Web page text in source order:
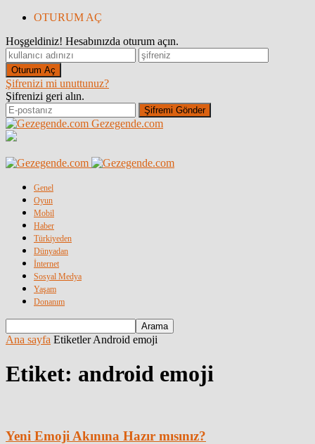
OTURUM AÇ
Hoşgeldiniz! Hesabınızda oturum açın.
Şifrenizi mi unuttunuz?
Şifrenizi geri alın.
Gezegende.com
Genel
Oyun
Mobil
Haber
Türkiyeden
Dünyadan
İnternet
Sosyal Medya
Yaşam
Donanım
Ana sayfa Etiketler Android emoji
Etiket: android emoji
Yeni Emoji Akınına Hazır mısınız?